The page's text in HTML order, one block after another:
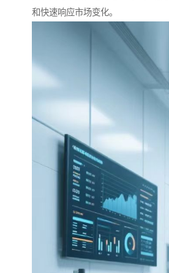
和快速响应市场变化。